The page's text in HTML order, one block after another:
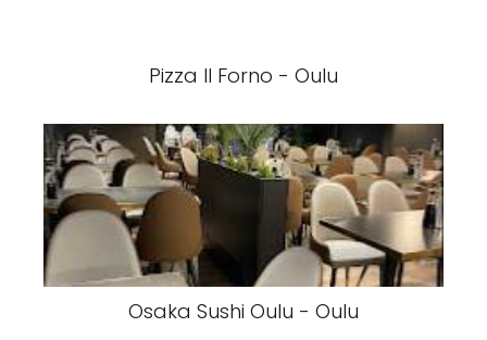
Pizza Il Forno - Oulu
Osaka Sushi Oulu - Oulu